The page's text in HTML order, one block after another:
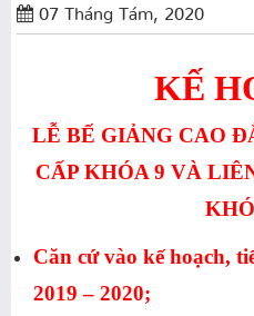
07 Tháng Tám, 2020
KẾ
LỄ BẾ GIẢNG CAO
CẤP KHÓA 9 VÀ
Căn cứ vào kế hoạch,
2019 – 2020;